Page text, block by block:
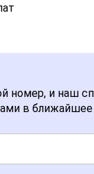
номер, и наш
в